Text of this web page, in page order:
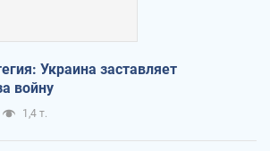
Украина заставляет
войну
1,4 т.